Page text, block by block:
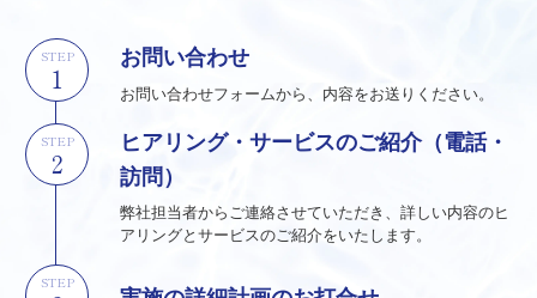
STEP お問い合わせ
お問い合わせフォームから、内容をお送りください。
STEP
ヒアリング・サービスのご紹介（電話・
訪問）
弊社担当者からご連絡させていただき、詳しい内容のヒ
アリングとサービスのご紹介をいたします。
STEP